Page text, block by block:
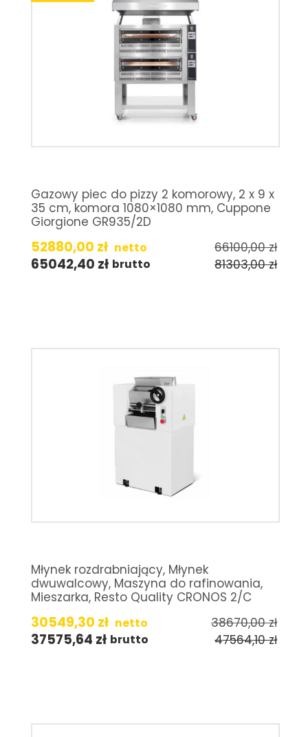
Gazowy piec do pizzy 2 komorowy, 2 x 9 x
35 cm, komora 1080×1080 mm, Cuppone
Giorgione GR935/2D
52880,00 zł netto 66100,00zł
65042,40 zł brutto 81303,00zł
Młynek rozdrabniający, Młynek
dwuwalcowy, Maszyna do rafinowania,
Mieszarka, Resto Quality CRONOS 2/C
30549,30 zł netto 38670,00zł
37575,64 zł brutto 47564,10zł